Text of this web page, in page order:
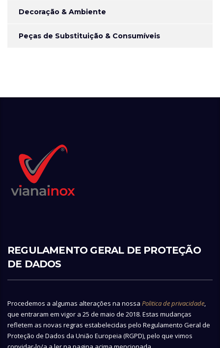
Decoração & Ambiente
Peças de Substituição & Consumíveis
REGULAMENTO GERAL DE PROTEÇÃO
DE DADOS
Procedemos a algumas alterações na nossa Politica de privacidade,
que entraram em vigor a 25 de maio de 2018. Estas mudanças
refletem as novas regras estabelecidas pelo Regulamento Geral de
Proteção de Dados da União Europeia (RGPD), pelo que vimos